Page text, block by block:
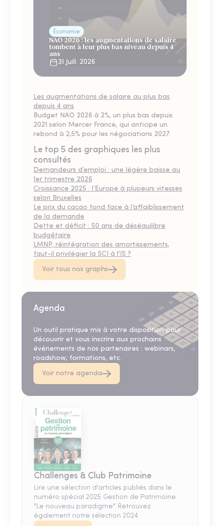
Économie
NAO 2026 : les augmentations de salaire
tombent à leur plus bas niveau depuis 4
ans
31 Juill. 2026
Les augmentations de salaire au plus bas
depuis 4 ans
Budget NAO 2026 à 2%, un plus bas depuis
2021 selon Mercer France, qui anticipe un
rebond à 2,5% pour les négociations 2027.
Le top 5 des graphiques les plus
consultés
Demandeurs d’emploi : une légère baisse au
1er trimestre 2026
Croissance 2025 : l’Europe à plusieurs vitesses
selon Bruxelles
Le prix du cacao fond face à l’affaiblissement
de la demande
Dette et déficit : 50 ans de déséquilibre
budgétaire
LMNP, réintégration des amortissements,
faut-il privilégier la SCI à l'IS ?
Voir tous nos graphs
Agenda
Un outil pratique mis à votre disposition pour
découvrir et vous inscrire aux prochains
événements de nos partenaires : webinars,
roadshow, formations, etc.
Voir notre agenda
Challenges & Club Patrimoine
Lire une sélection d'articles publiés dans le
numéro spécial 2025 Gestion de Patrimoine
"Le nouveau paradigme". Retrouvez
également notre sélection 2024.